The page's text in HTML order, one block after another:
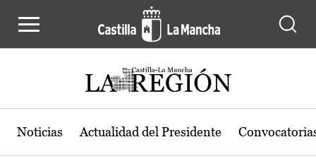
Noticias Actualidad del Presidente